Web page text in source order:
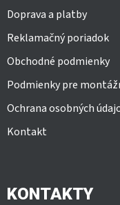
Doprava a platby
Reklamačný poriadok
Obchodné podmienky
Podmienky pre
Ochrana osobných
Kontakt
KONTAKTY